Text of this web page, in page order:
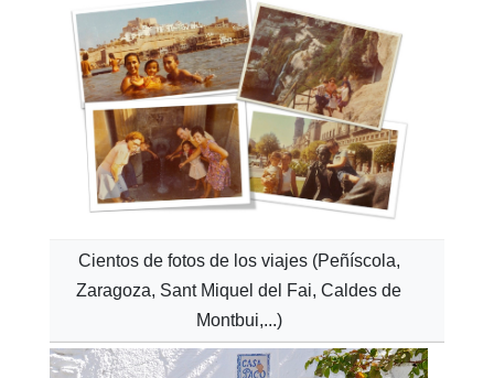
Cientos de fotos de los viajes (Peñíscola,
Zaragoza, Sant Miquel del Fai, Caldes de
Montbui,...)